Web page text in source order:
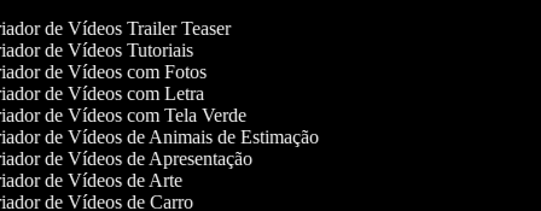
de Vídeos Trailer Teaser
de Vídeos Tutoriais
de Vídeos com Fotos
de Vídeos com Letra
de Vídeos com Tela Verde
de Vídeos de Animais de Estimação
de Vídeos de Apresentação
de Vídeos de Arte
de Vídeos de Carro